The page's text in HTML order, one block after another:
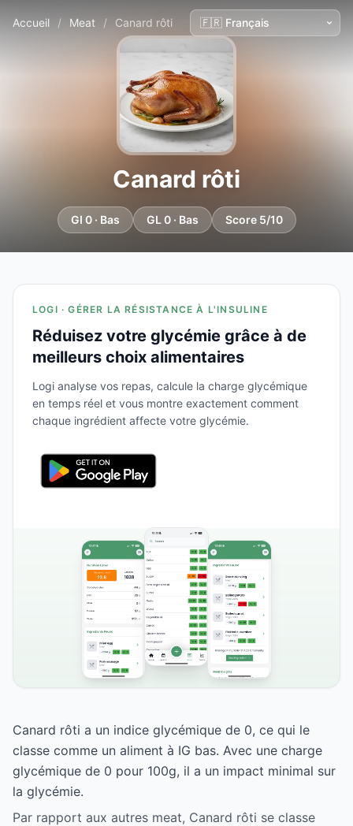
Accueil / Meat / Canard rôti
Canard rôti
GI 0 · Bas GL 0 · Bas Score 5/10
LOGI · GÉRER LA RÉSISTANCE À L'INSULINE
Réduisez votre glycémie grâce à de
meilleurs choix alimentaires
Logi analyse vos repas, calcule la charge glycémique
en temps réel et vous montre exactement comment
chaque ingrédient affecte votre glycémie.
Canard rôti a un indice glycémique de 0, ce qui le
classe comme un aliment à IG bas. Avec une charge
glycémique de 0 pour 100g, il a un impact minimal sur
la glycémie.
Par rapport aux autres meat, Canard rôti se classe